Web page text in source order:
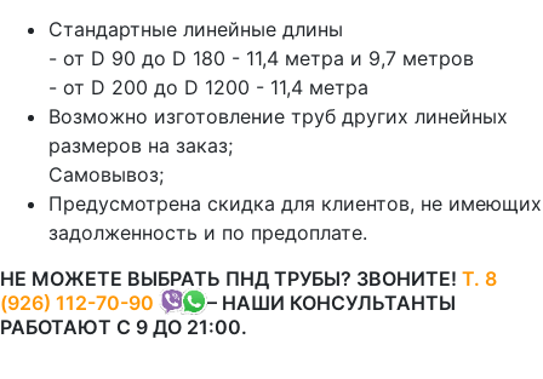
Стандартные линейные длины
- от D 90 до D 180 - 11,4 метра и 9,7 метров
- от D 200 до D 1200 - 11,4 метра
Возможно изготовление труб других линейных
размеров на заказ;
Самовывоз;
Предусмотрена скидка для клиентов, не имеющих
задолженность и по предоплате.
НЕ МОЖЕТЕ ВЫБРАТЬ ПНД ТРУБЫ? ЗВОНИТЕ! Т. 8
(926) 112-70-90
– НАШИ КОНСУЛЬТАНТЫ
РАБОТАЮТ С 9 ДО 21:00.